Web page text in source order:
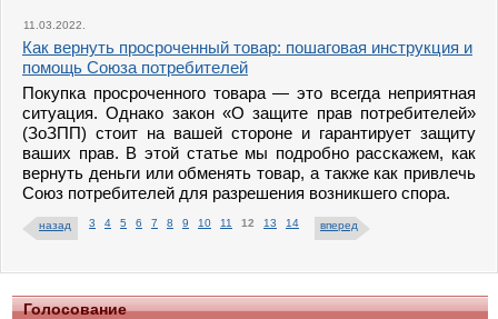
11.03.2022.
Как вернуть просроченный товар: пошаговая инструкция и
помощь Союза потребителей
Покупка просроченного товара — это всегда неприятная
ситуация. Однако закон «О защите прав потребителей»
(ЗоЗПП) стоит на вашей стороне и гарантирует защиту
ваших прав. В этой статье мы подробно расскажем, как
вернуть деньги или обменять товар, а также как привлечь
Союз потребителей для разрешения возникшего спора.
назад 3 4 5 6 7 8 9 10 11 12 13 14 вперед
Голосование